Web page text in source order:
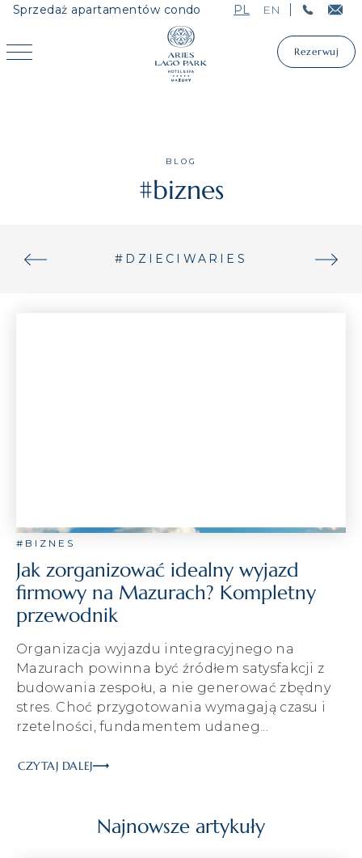
Sprzedaż apartamentów condo PL EN
Rezerwuj
BLOG
#biznes
#DZIECIWARIES
#BIZNES
Jak zorganizować idealny wyjazd
firmowy na Mazurach? Kompletny
przewodnik
Organizacja wyjazdu integracyjnego na
Mazurach powinna być źródłem satysfakcji z
budowania zespołu, a nie generować zbędny
stres. Choć przygotowania wymagają czasu i
rzetelności, fundamentem udaneg...
CZYTAJ DALEJ
Najnowsze artykuły